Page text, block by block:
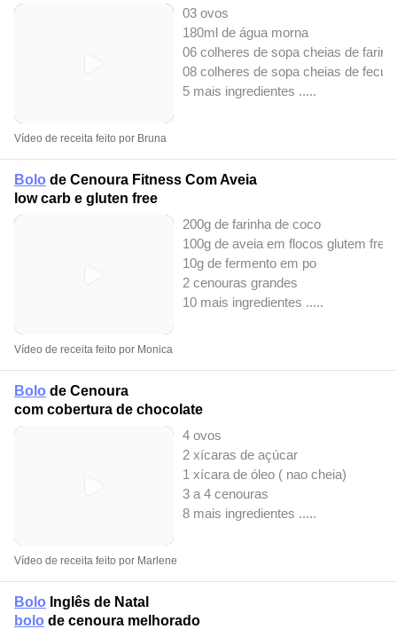
03 ovos
180ml de água morna
06 colheres de sopa cheias de
08 colheres de sopa cheias de
5 mais ingredientes .....
Vídeo de receita feito por Bruna
Bolo de Cenoura Fitness Com Aveia
low carb e gluten free
200g de farinha de coco
100g de aveia em flocos glutem free
10g de fermento em po
2 cenouras grandes
10 mais ingredientes .....
Vídeo de receita feito por Monica
Bolo de Cenoura
com cobertura de chocolate
4 ovos
2 xícaras de açúcar
1 xícara de óleo ( nao cheia)
3 a 4 cenouras
8 mais ingredientes .....
Vídeo de receita feito por Marlene
Bolo Inglês de Natal
bolo de cenoura melhorado